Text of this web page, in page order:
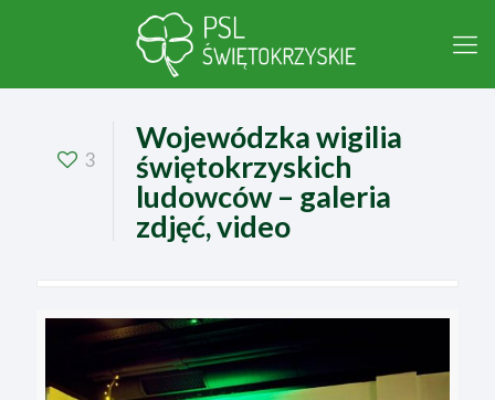
3
Wojewódzka wigilia
świętokrzyskich
ludowców – galeria
zdjęć, video